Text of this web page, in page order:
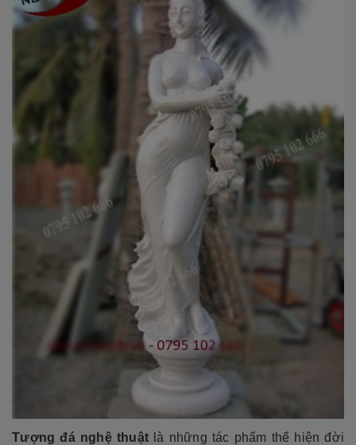
Tượng đá nghệ thuật là những tác phẩm thể hiện đời